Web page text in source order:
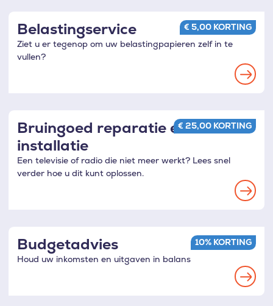
Belastingservice
Ziet u er tegenop om uw belastingpapieren zelf in te
vullen?
Read
€ 5,00 KORTING
Bruingoed reparatie en
installatie
Een televisie of radio die niet meer werkt? Lees snel
verder hoe u dit kunt oplossen.
Read
€ 25,00 KORTING
Budgetadvies
Houd uw inkomsten en uitgaven in balans
Read
10% KORTING